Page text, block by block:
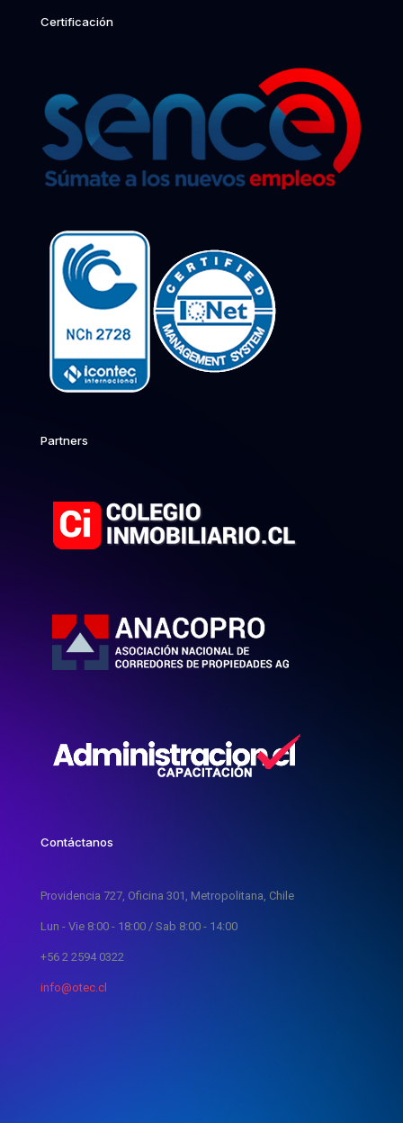
Certificación
Partners
Contáctanos
Providencia 727, Oficina 301, Metropolitana, Chile
Lun - Vie 8:00 - 18:00 / Sab 8:00 - 14:00
+56 2 2594 0322
info@otec.cl